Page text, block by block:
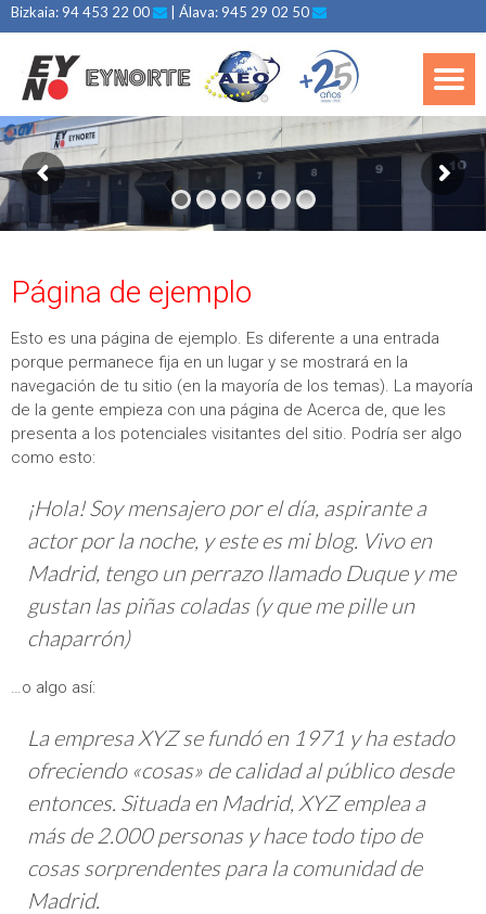
Bizkaia: 94 453 22 00 | Álava: 945 29 02 50
Página de ejemplo
Esto es una página de ejemplo. Es diferente a una entrada
porque permanece fija en un lugar y se mostrará en la
navegación de tu sitio (en la mayoría de los temas). La mayoría
de la gente empieza con una página de Acerca de, que les
presenta a los potenciales visitantes del sitio. Podría ser algo
como esto:
¡Hola! Soy mensajero por el día, aspirante a
actor por la noche, y este es mi blog. Vivo en
Madrid, tengo un perrazo llamado Duque y me
gustan las piñas coladas (y que me pille un
chaparrón)
…o algo así:
La empresa XYZ se fundó en 1971 y ha estado
ofreciendo «cosas» de calidad al público desde
entonces. Situada en Madrid, XYZ emplea a
más de 2.000 personas y hace todo tipo de
cosas sorprendentes para la comunidad de
Madrid.